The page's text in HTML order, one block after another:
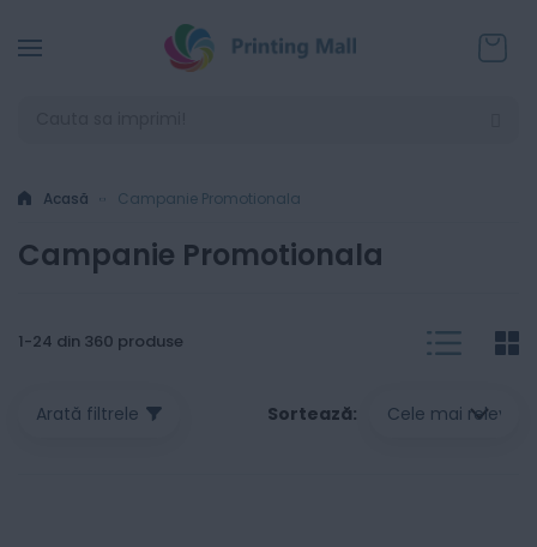
Acasă Campanie Promotionala
Campanie Promotionala
Arată filtrele Sortează
1-24 din 360 produse List